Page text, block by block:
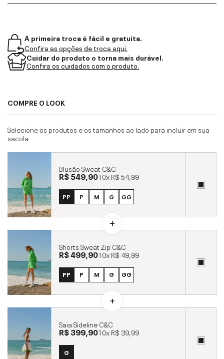
A primeira troca é fácil e gratuita.
Confira as opções de troca aqui.
Cuidar do produto o torna mais durável.
Confira os cuidados com o produto.
COMPRE O LOOK
Selecione os produtos e os tamanhos ao lado para incluir em sua
sacola.
Blusão Sweat C&C
R$ 549,9010xR$ 54,99
PP P M G GG
Shorts Sweat Zip C&C
R$ 499,9010xR$ 49,99
PP P M G GG
Saia Sideline C&C
R$ 399,9010xR$ 39,99
G